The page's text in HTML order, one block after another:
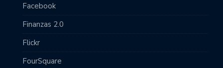
Facebook
Finanzas 2.0
Flickr
FourSquare